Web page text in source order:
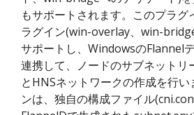
もサポートされます。このプラ
ラグイン(win-overlay、win-
サポートし、WindowsのFlannel
連携して、ノードのサブネットリ
とHNSネットワークの作成を行い
ンは、独自の構成ファイル